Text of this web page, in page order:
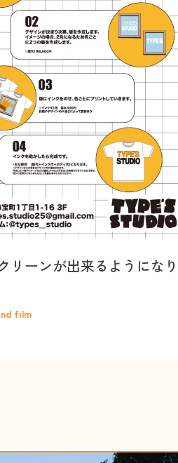
リーンが出来るようにな
film